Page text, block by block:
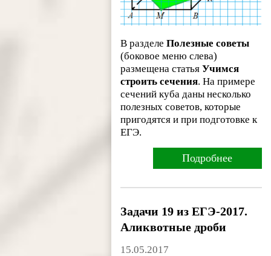
В разделеПолезные советы
(боковое меню слева)
размещена статьяУчимся
строить сечения. На примере
сечений куба даны несколько
полезных советов, которые
пригодятся и при подготовке к
ЕГЭ.
Подробнее
Задачи 19 из ЕГЭ-2017.
Аликвотные дроби
15.05.2017